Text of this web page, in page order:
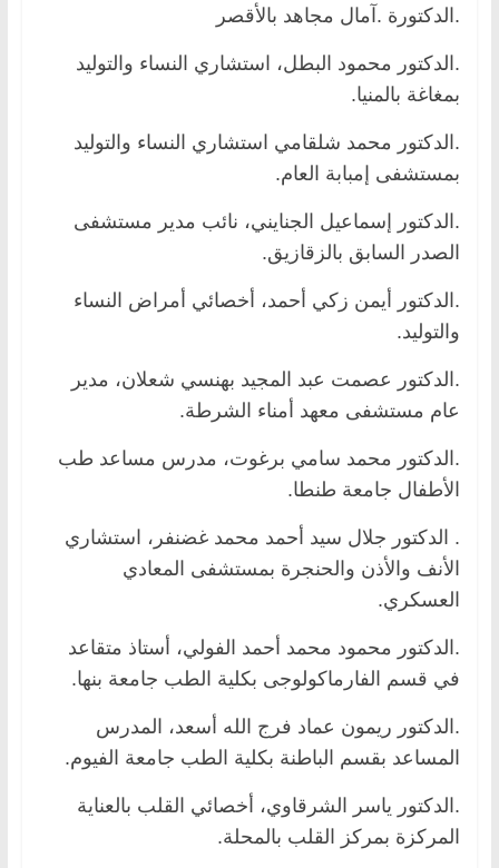
.الدكتورة .آمال مجاهد بالأقصر
.الدكتور محمود البطل، استشاري النساء والتوليد
بمغاغة بالمنيا.
.الدكتور محمد شلقامي استشاري النساء والتوليد
بمستشفى إمبابة العام.
.الدكتور إسماعيل الجنايني، نائب مدير مستشفى
الصدر السابق بالزقازيق.
.الدكتور أيمن زكي أحمد، أخصائي أمراض النساء
والتوليد.
.الدكتور عصمت عبد المجيد بهنسي شعلان، مدير
عام مستشفى معهد أمناء الشرطة.
.الدكتور محمد سامي برغوت، مدرس مساعد طب
الأطفال جامعة طنطا.
. الدكتور جلال سيد أحمد محمد غضنفر، استشاري
الأنف والأذن والحنجرة بمستشفى المعادي
العسكري.
.الدكتور محمود محمد أحمد الفولي، أستاذ متقاعد
في قسم الفارماكولوجى بكلية الطب جامعة بنها.
.الدكتور ريمون عماد فرج الله أسعد، المدرس
المساعد بقسم الباطنة بكلية الطب جامعة الفيوم.
.الدكتور ياسر الشرقاوي، أخصائي القلب بالعناية
المركزة بمركز القلب بالمحلة.